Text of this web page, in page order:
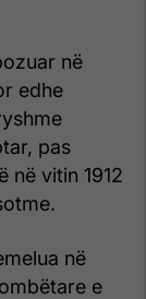
në
edhe
pas
në vitin 1912
në
e